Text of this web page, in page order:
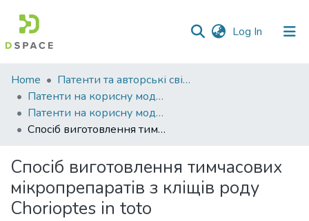
Log In (current)
Communities
&
Collections
Statistics
Home
Патенти та авторські свідоцтва
Патенти на корисну модель
Патенти на корисну модель_2024
Спосіб виготовлення тимчасових мікропрепаратів з кліщів роду Chorioptes in toto
Спосіб виготовлення тимчасових
мікропрепаратів з кліщів роду
Chorioptes in toto